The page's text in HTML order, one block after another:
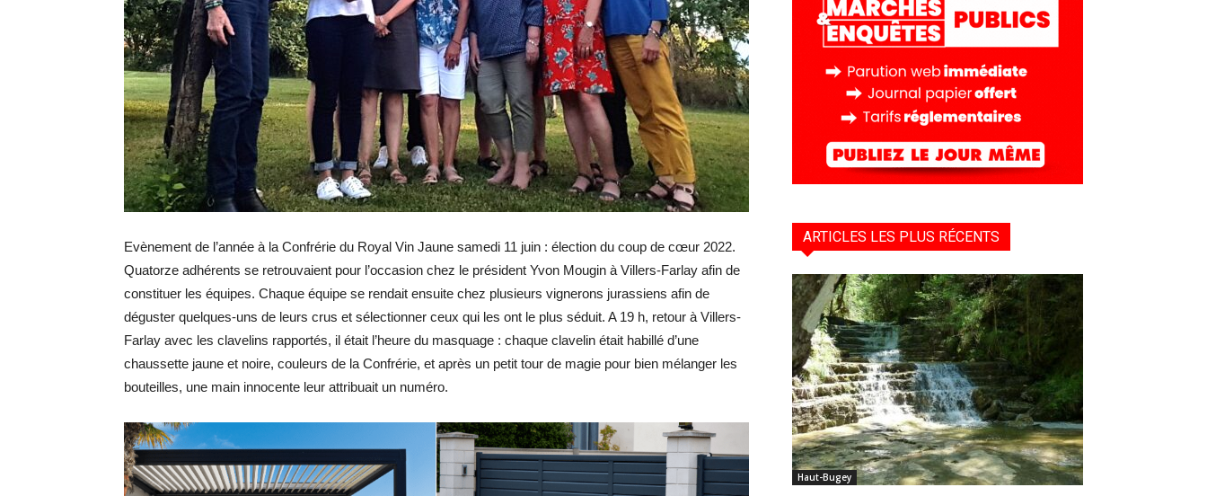
Hebdo39
Evènement de l’année à la Confrérie du Royal Vin Jaune samedi 11 juin : élection du coup de cœur 2022.
Quatorze adhérents se retrouvaient pour l’occasion chez le président Yvon Mougin à Villers-Farlay afin de
constituer les équipes. Chaque équipe se rendait ensuite chez plusieurs vignerons jurassiens afin de
déguster quelques-uns de leurs crus et sélectionner ceux qui les ont le plus séduit. A 19 h, retour à Villers-
Farlay avec les clavelins rapportés, il était l’heure du masquage : chaque clavelin était habillé d’une
chaussette jaune et noire, couleurs de la Confrérie, et après un petit tour de magie pour bien mélanger les
bouteilles, une main innocente leur attribuait un numéro.
ARTICLES LES PLUS RÉCENTS
Haut-Bugey